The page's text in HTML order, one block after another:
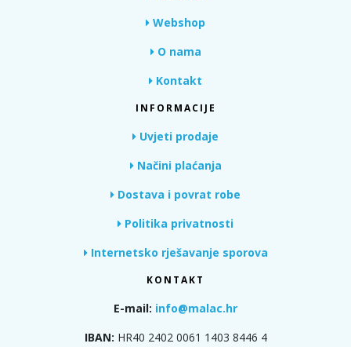
Webshop
O nama
Kontakt
INFORMACIJE
Uvjeti prodaje
Načini plaćanja
Dostava i povrat robe
Politika privatnosti
Internetsko rješavanje sporova
KONTAKT
E-mail: info@malac.hr
IBAN: HR40 2402 0061 1403 8446 4